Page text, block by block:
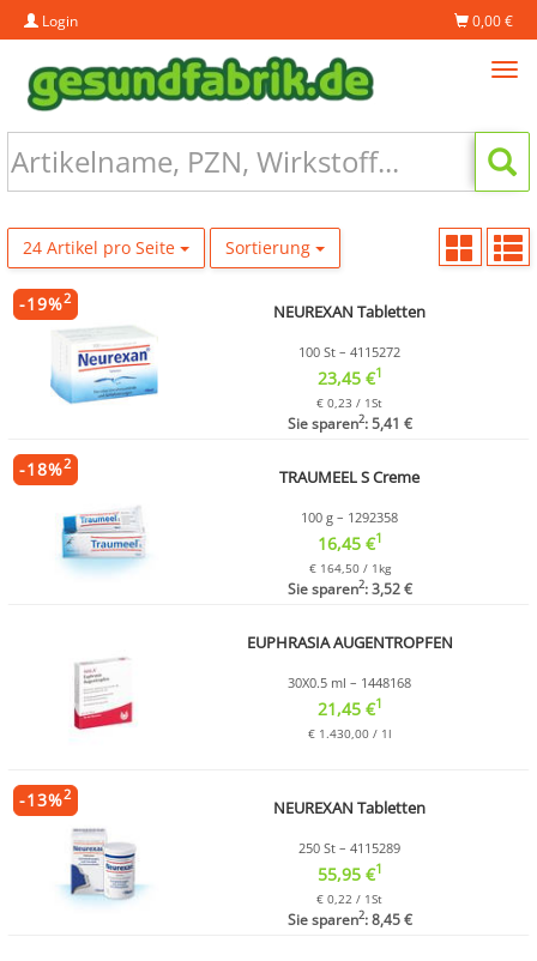
Login 0,00 €
24 Artikel pro Seite Sortierung
NEUREXAN Tabletten
100 St – 4115272
23,45 €1
€ 0,23 / 1St
Sie sparen2: 5,41 €
-19%2
TRAUMEEL S Creme
100 g – 1292358
16,45 €1
€ 164,50 / 1kg
Sie sparen2: 3,52 €
-18%2
EUPHRASIA AUGENTROPFEN
30X0.5 ml – 1448168
21,45 €1
€ 1.430,00 / 1l
NEUREXAN Tabletten
250 St – 4115289
55,95 €1
€ 0,22 / 1St
Sie sparen2: 8,45 €
-13%2